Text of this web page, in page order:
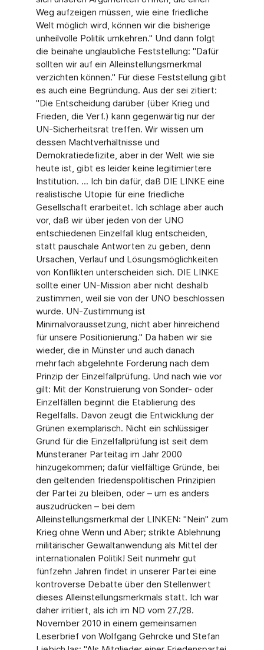
Weg aufzeigen müssen, wie eine friedliche
Welt möglich wird, können wir die bisherige
unheilvolle Politik umkehren." Und dann folgt
die beinahe unglaubliche Feststellung: "Dafür
sollten wir auf ein Alleinstellungsmerkmal
verzichten können." Für diese Feststellung gibt
es auch eine Begründung. Aus der sei zitiert:
"Die Entscheidung darüber (über Krieg und
Frieden, die Verf.) kann gegenwärtig nur der
UN-Sicherheitsrat treffen. Wir wissen um
dessen Machtverhältnisse und
Demokratiedefizite, aber in der Welt wie sie
heute ist, gibt es leider keine legitimiertere
Institution. ... Ich bin dafür, daß DIE LINKE eine
realistische Utopie für eine friedliche
Gesellschaft erarbeitet. Ich schlage aber auch
vor, daß wir über jeden von der UNO
entschiedenen Einzelfall klug entscheiden,
statt pauschale Antworten zu geben, denn
Ursachen, Verlauf und Lösungsmöglichkeiten
von Konflikten unterscheiden sich. DIE LINKE
sollte einer UN-Mission aber nicht deshalb
zustimmen, weil sie von der UNO beschlossen
wurde. UN-Zustimmung ist
Minimalvoraussetzung, nicht aber hinreichend
für unsere Positionierung." Da haben wir sie
wieder, die in Münster und auch danach
mehrfach abgelehnte Forderung nach dem
Prinzip der Einzelfallprüfung. Und nach wie vor
gilt: Mit der Konstruierung von Sonder- oder
Einzelfällen beginnt die Etablierung des
Regelfalls. Davon zeugt die Entwicklung der
Grünen exemplarisch. Nicht ein schlüssiger
Grund für die Einzelfallprüfung ist seit dem
Münsteraner Parteitag im Jahr 2000
hinzugekommen; dafür vielfältige Gründe, bei
den geltenden friedenspolitischen Prinzipien
der Partei zu bleiben, oder – um es anders
auszudrücken – bei dem
Alleinstellungsmerkmal der LINKEN: "Nein" zum
Krieg ohne Wenn und Aber; strikte Ablehnung
militärischer Gewaltanwendung als Mittel der
internationalen Politik! Seit nunmehr gut
fünfzehn Jahren findet in unserer Partei eine
kontroverse Debatte über den Stellenwert
dieses Alleinstellungsmerkmals statt. Ich war
daher irritiert, als ich im ND vom 27./28.
November 2010 in einem gemeinsamen
Leserbrief von Wolfgang Gehrcke und Stefan